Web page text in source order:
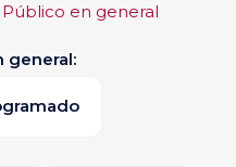
Público en general
general: